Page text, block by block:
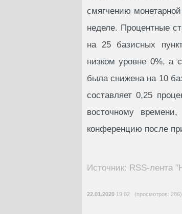
смягчению
неделе. Процентные
на 25 базисных
низком уровне 0%, а
была снижена на 10
составляет 0,25
восточному
конференцию после
Источник: RSS-лента
22.01.2020 19:02 (просмотров: 286)